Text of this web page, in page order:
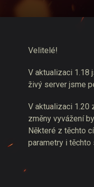
Velitelé!
V aktualizaci 1.18
živý server jsme
V aktualizaci 1.20
změny vyvážení
Některé z těchto
parametry i